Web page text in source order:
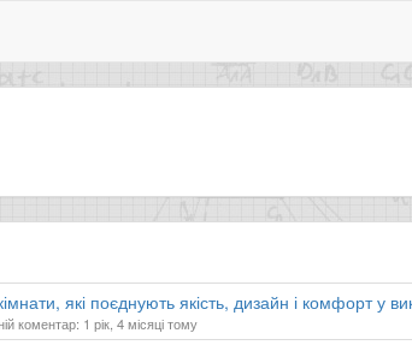
які поєднують якість, дизайн і комфорт у
коментар: 1 рік, 4 місяці тому